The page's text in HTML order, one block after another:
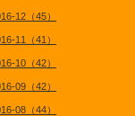
12（45）
11（41）
10（42）
09（42）
08（44）